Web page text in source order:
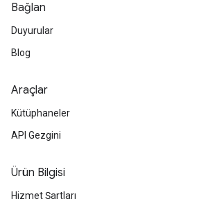
Bağlan
Duyurular
Blog
Araçlar
Kütüphaneler
API Gezgini
Ürün Bilgisi
Hizmet Şartları